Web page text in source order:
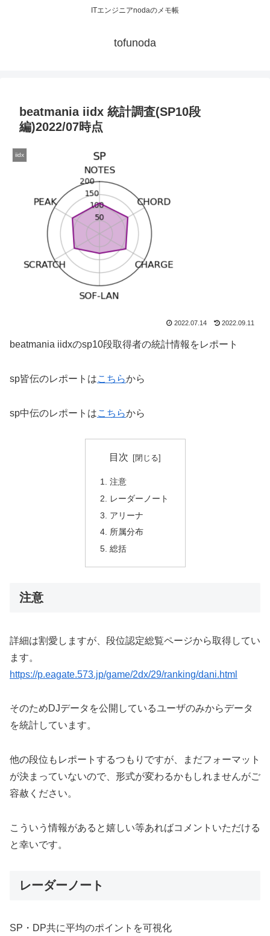
ITエンジニアnodaのメモ帳
tofunoda
beatmania iidx 統計調査(SP10段
編)2022/07時点
iidx
2022.07.14 2022.09.11
beatmania iidxのsp10段取得者の統計情報をレポート
sp皆伝のレポートはこちらから
sp中伝のレポートはこちらから
目次
注意
レーダーノート
アリーナ
所属分布
総括
注意
詳細は割愛しますが、段位認定総覧ページから取得してい
ます。
https://p.eagate.573.jp/game/2dx/29/ranking/dani.html
そのためDJデータを公開しているユーザのみからデータ
を統計しています。
他の段位もレポートするつもりですが、まだフォーマット
が決まっていないので、形式が変わるかもしれませんがご
容赦ください。
こういう情報があると嬉しい等あればコメントいただける
と幸いです。
レーダーノート
SP・DP共に平均のポイントを可視化